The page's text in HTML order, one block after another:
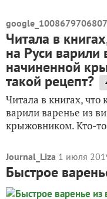
Читала в
на Руси варили
начиненной
такой рецепт?
Читала в книгах, что
варили варенье из
крыжовником. Кто-то
Journal_Liza 1 июля
Быстрое